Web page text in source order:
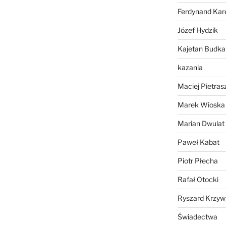
Ferdynand
Józef Hydzik
Kajetan Budka
kazania
Maciej
Marek Wioska
Marian Dwulat
Paweł Kabat
Piotr Płecha
Rafał Otocki
Ryszard
Świadectwa